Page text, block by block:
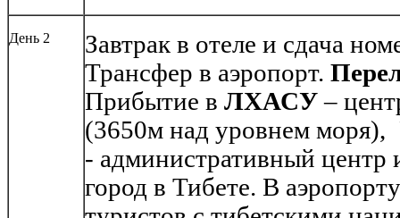
День 2
Завтрак в отеле и сдача
Трансфер в аэропорт.
Прибытие в ЛХАСУ–
(3650м над уровнем моря),
- административный
город в Тибете. В